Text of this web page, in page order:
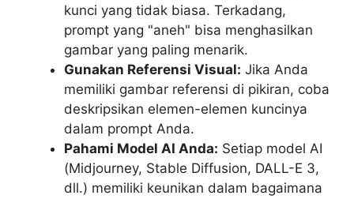
kunci yang tidak biasa. Terkadang,
prompt yang "aneh" bisa menghasilkan
gambar yang paling menarik.
Gunakan Referensi Visual: Jika Anda
memiliki gambar referensi di pikiran, coba
deskripsikan elemen-elemen kuncinya
dalam prompt Anda.
Pahami Model AI Anda: Setiap model AI
(Midjourney, Stable Diffusion, DALL-E 3,
dll.) memiliki keunikan dalam bagaimana